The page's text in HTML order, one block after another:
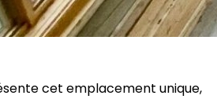
cet emplacement unique,